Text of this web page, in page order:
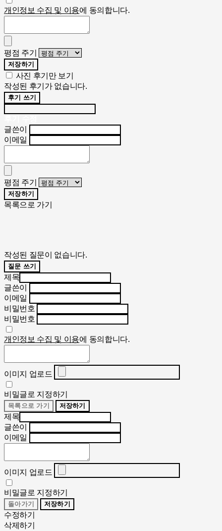
개인정보 수집 및 이용에 동의합니다.
평점 주기
저장하기
사진 후기만 보기
작성된 후기가 없습니다.
후기 쓰기
글쓴이
이메일
평점 주기
저장하기
목록으로 가기
작성된 질문이 없습니다.
질문 쓰기
제목
글쓴이
이메일
비밀번호
비밀번호
개인정보 수집 및 이용에 동의합니다.
이미지 업로드
비밀글로 지정하기
목록으로 가기 저장하기
제목
글쓴이
이메일
이미지 업로드
비밀글로 지정하기
돌아가기 저장하기
수정하기
삭제하기